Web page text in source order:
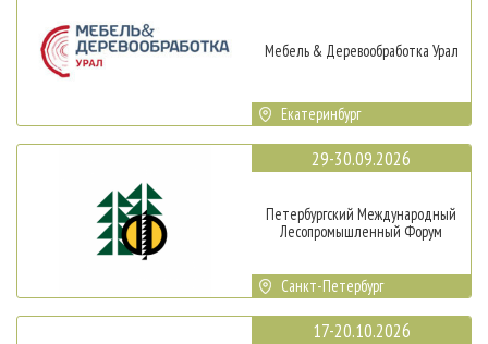
Мебель & Деревообработка Урал
Екатеринбург
29-30.09.2026
Петербургский Международный
Лесопромышленный Форум
Санкт-Петербург
17-20.10.2026